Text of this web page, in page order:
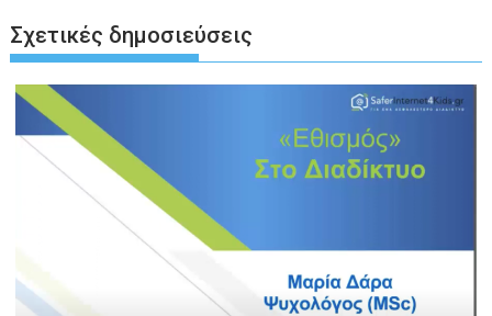
Σχετικές δημοσιεύσεις